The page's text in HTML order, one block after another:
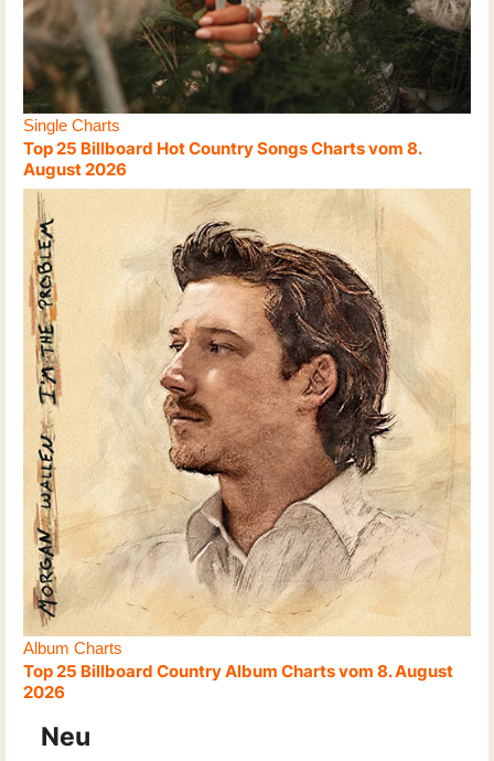
Single Charts
Top 25 Billboard Hot Country Songs Charts vom 8.
August 2026
Album Charts
Top 25 Billboard Country Album Charts vom 8. August
2026
Neu